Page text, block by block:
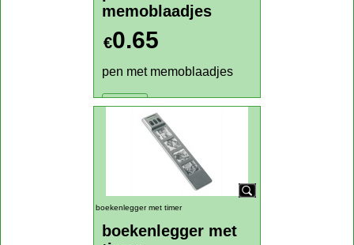
pen met
memoblaadjes
pen met memoblaadjes
Klik hier